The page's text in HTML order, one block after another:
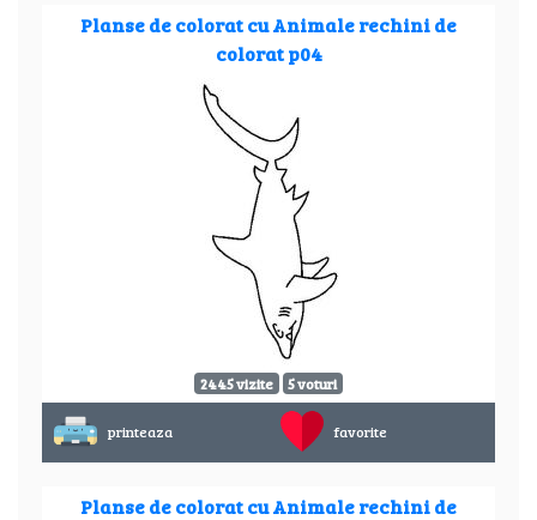
Planse de colorat cu Animale rechini de
colorat p04
2445 vizite 5 voturi
printeaza favorite
Planse de colorat cu Animale rechini de